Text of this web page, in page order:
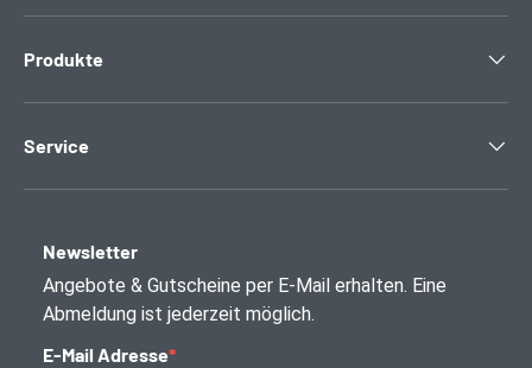
Produkte
Service
Newsletter
Angebote & Gutscheine per E-Mail erhalten. Eine
Abmeldung ist jederzeit möglich.
E-Mail Adresse